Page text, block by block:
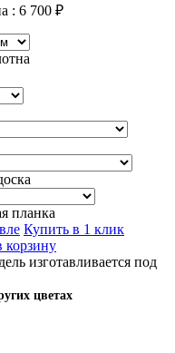
: 6 700 ₽
планка
Купить в 1 клик
корзину
изготавливается под
цветах